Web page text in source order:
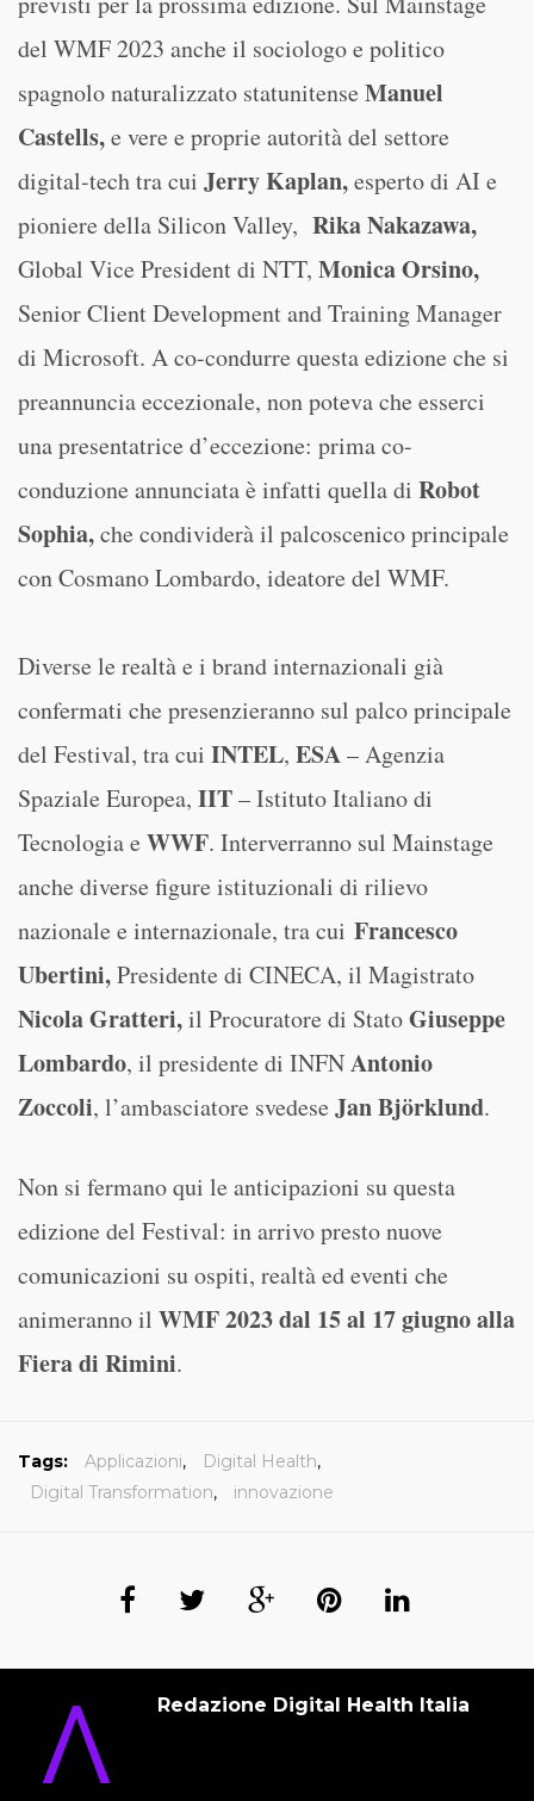
del WMF 2023 anche il sociologo e politico
spagnolo naturalizzato statunitense Manuel
Castells,e vere e proprie autorità del settore
digital-tech tra cui Jerry Kaplan,esperto di AI e
pioniere della Silicon Valley, Rika Nakazawa,
Global Vice President di NTT, Monica Orsino,
Senior Client Development and Training Manager
di Microsoft. A co-condurre questa edizione che si
preannuncia eccezionale, non poteva che esserci
una presentatrice d’eccezione: prima co-
conduzione annunciata è infatti quella di Robot
Sophia,che condividerà il palcoscenico principale
con Cosmano Lombardo, ideatore del WMF.
Diverse le realtà e i brand internazionali già
confermati che presenzieranno sul palco principale
del Festival, tra cui INTEL, ESA– Agenzia
Spaziale Europea, IIT– Istituto Italiano di
Tecnologia e WWF. Interverranno sul Mainstage
anche diverse figure istituzionali di rilievo
nazionale e internazionale, tra cui Francesco
Ubertini,Presidente di CINECA, il Magistrato
Nicola Gratteri,il Procuratore di StatoGiuseppe
Lombardo, il presidente di INFNAntonio
Zoccoli, l’ambasciatore svedese Jan Björklund.
Non si fermano qui le anticipazioni su questa
edizione del Festival: in arrivo presto nuove
comunicazioni su ospiti, realtà ed eventi che
animeranno il WMF 2023 dal 15 al 17 giugno alla
Fiera di Rimini.
Tags: Applicazioni, Digital Health,
Digital Transformation, innovazione
Redazione Digital Health Italia